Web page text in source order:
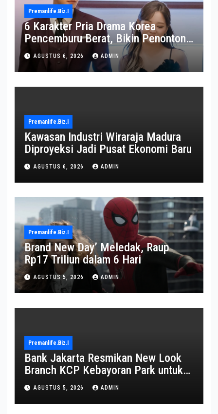
Premanlife.biz.i
6 Karakter Pria Drama Korea
Pencemburu Berat, Bikin Penonton
Gemas
AGUSTUS 6, 2026 ADMIN
Premanlife.biz.i
Kawasan Industri Wiraraja Madura
Diproyeksi Jadi Pusat Ekonomi Baru
AGUSTUS 6, 2026 ADMIN
Premanlife.biz.i
Brand New Day’ Meledak, Raup
Rp17 Triliun dalam 6 Hari
AGUSTUS 5, 2026 ADMIN
Premanlife.biz.i
Bank Jakarta Resmikan New Look
Branch KCP Kebayoran Park untuk
Transformasi Layanan
AGUSTUS 5, 2026 ADMIN